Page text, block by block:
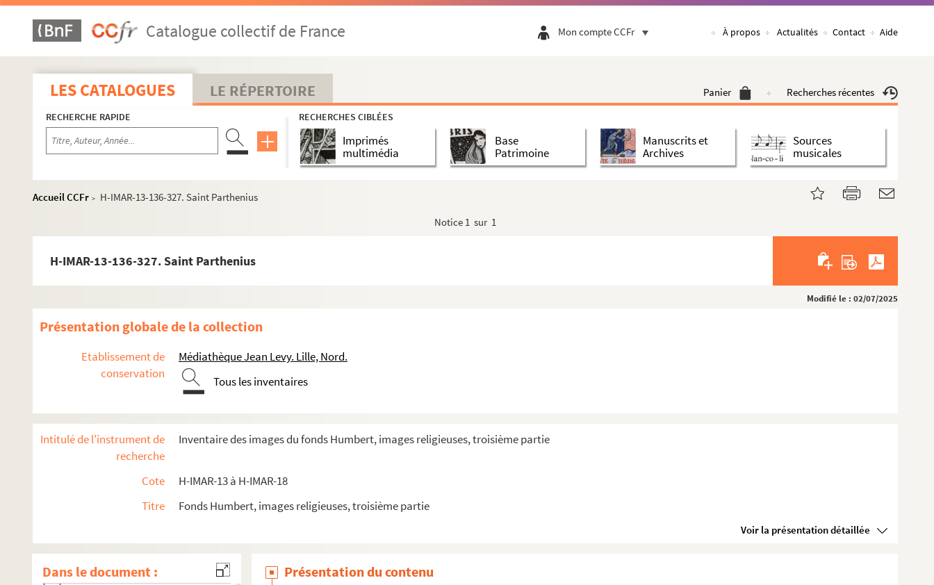
Catalogue collectif de France Mon compte CCFr À propos Actualités Contact Aide
LES CATALOGUES LE RÉPERTOIRE Panier Recherches récentes
RECHERCHE RAPIDE RECHERCHES CIBLÉES
Imprimés
multimédia
Base
Patrimoine
Manuscrits et
Archives
Sources
musicales
Accueil CCFr >
H-IMAR-13-136-327. Saint Parthenius
Notice 1 sur 1
H-IMAR-13-136-327. Saint Parthenius
Modifié le : 02/07/2025
Présentation globale de la collection
Etablissement de
conservation
Médiathèque Jean Levy. Lille, Nord.
Tous les inventaires
Intitulé de l'instrument de
recherche
Inventaire des images du fonds Humbert, images religieuses, troisième partie
Cote
H-IMAR-13 à H-IMAR-18
Titre
Fonds Humbert, images religieuses, troisième partie
Voir la présentation détaillée
Dans le document :
H-IMAR-13-118-284. Saint Pascal Baylon
H-IMAR-13-118-285. Saint Pascal Baylon
H-IMAR-13-119-286. Saint Pancrace
H-IMAR-13-119-287. Saint Pancrace
H-IMAR-13-119-288. Saint Pancrace
H-IMAR-13-120-289. Saint Pambon
H-IMAR-13-123-297. Pantaleon, martyr
H-IMAR-13-124-300. Saint Pamphilus, martyr
H-IMAR-13-125-302. Saint Papias
H-IMAR-13-125-303. Saint Papias
Saint Pacôme
H-IMAR-13-129-312. Saint Pachon
H-IMAR-13-131-315. Saint Patrocle
H-IMAR-13-132-317. Saint Pardon
H-IMAR-13-132-318. Saint Pardon
Présentation du contenu